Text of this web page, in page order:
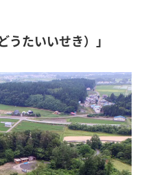
たいいせき）」